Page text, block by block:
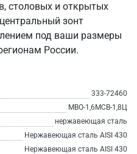
столовых и открытых
зонт
под ваши размеры
России.
333-72460
МВО-1,6МСВ-1,8Ц
нержавеющая сталь
Нержавеющая сталь AISI 430
Нержавеющая сталь AISI 430